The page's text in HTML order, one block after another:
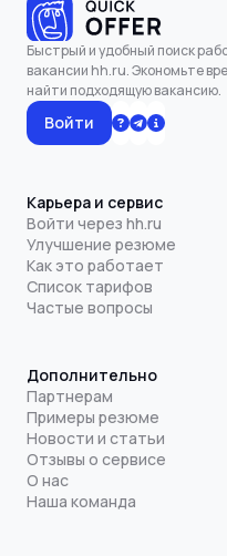
Быстрый и удобный поиск
вакансии hh.ru. Экономьте
найти подходящую вакансию.
Войти
Карьера и сервис
Войти через hh.ru
Улучшение резюме
Как это работает
Список тарифов
Частые вопросы
Дополнительно
Партнерам
Примеры резюме
Новости и статьи
Отзывы о сервисе
О нас
Наша команда